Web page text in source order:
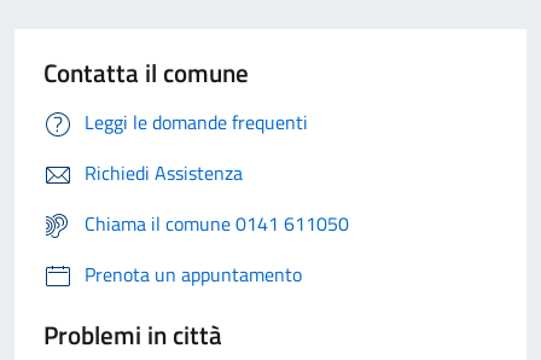
Contatta il comune
Leggi le domande frequenti
Richiedi Assistenza
Chiama il comune 0141 611050
Prenota un appuntamento
Problemi in città